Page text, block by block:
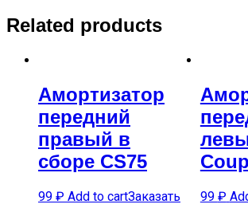
Related products
Амортизатор
передний
правый в
сборе CS75
99 ₽ Add to cartЗаказать 99 ₽